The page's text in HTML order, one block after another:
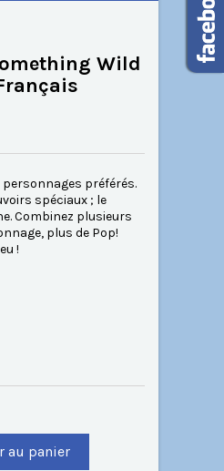
Wild
personnages préférés.
spéciaux ; le
Combinez plusieurs
plus de Pop!
!
au panier